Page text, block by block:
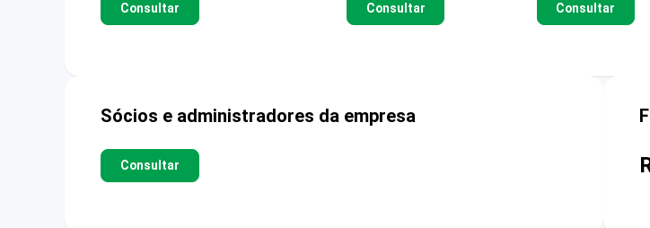
Consultar Consultar Consultar
Sócios e administradores da empresa
Consultar